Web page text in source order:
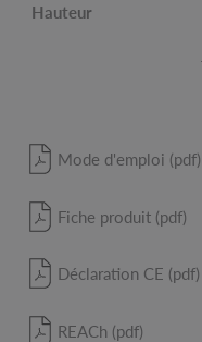
Hauteur
Mode d'emploi (pdf)
Fiche produit (pdf)
Déclaration CE (pdf)
REACh (pdf)